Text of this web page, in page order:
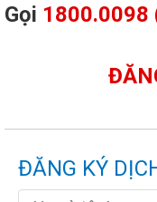
Gọi 1800.0098
ĐĂNG KÝ